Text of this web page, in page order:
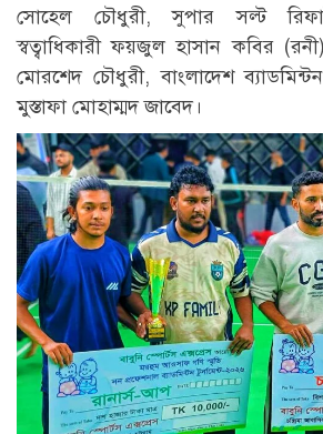
সোহেল চৌধুরী, সুপার সল্ট
স্বত্বাধিকারী ফয়জুল হাসান কবির
মোরশেদ চৌধুরী, বাংলাদেশ
মুস্তাফা মোহাম্মদ জাবেদ।